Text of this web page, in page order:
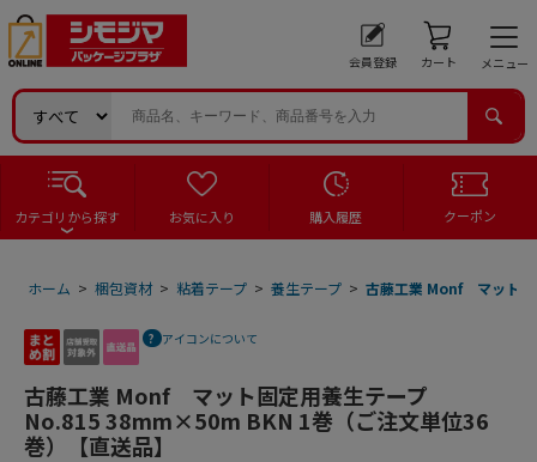
会員登録 カート メニュー
カテゴリから探す お気に入り 購入履歴 クーポン
ホーム > 梱包資材 > 粘着テープ > 養生テープ > 古藤工業 Monf マット
アイコンについて
古藤工業 Monf マット固定用養生テープ
No.815 38mm×50m BKN 1巻（ご注文単位36
巻）【直送品】